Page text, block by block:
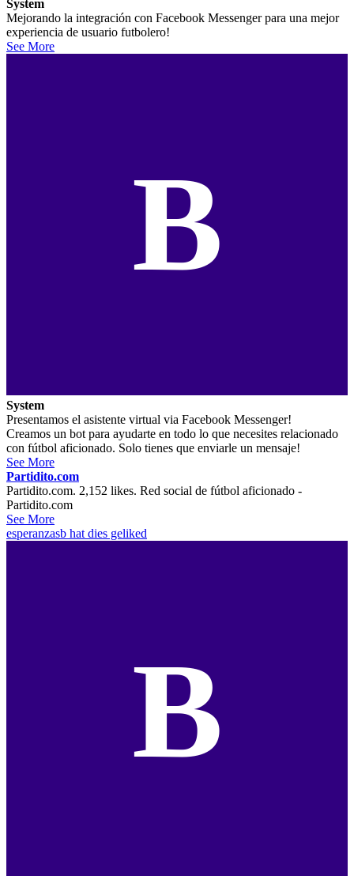
System
Mejorando la integración con Facebook Messenger para una mejor
experiencia de usuario futbolero!
See More
B
System
Presentamos el asistente virtual via Facebook Messenger!
Creamos un bot para ayudarte en todo lo que necesites relacionado
con fútbol aficionado. Solo tienes que enviarle un mensaje!
See More
Partidito.com
Partidito.com. 2,152 likes. Red social de fútbol aficionado -
Partidito.com
See More
esperanzasb hat dies geliked
B